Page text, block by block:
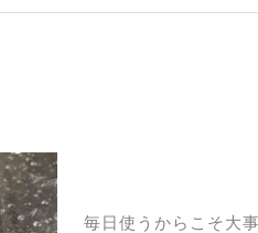
毎日使うからこそ大